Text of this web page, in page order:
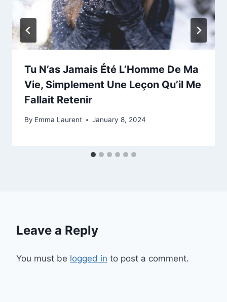
Tu N’as Jamais Été L’Homme De Ma
Vie, Simplement Une Leçon Qu’il Me
Fallait Retenir
By Emma Laurent January 8, 2024
Leave a Reply
You must be logged in to post a comment.